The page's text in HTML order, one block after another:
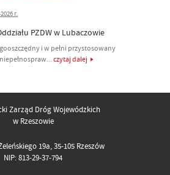
r.
PZDW w Lubaczowie
i w pełni przystosowany
czytaj dalej
Zarząd Dróg Wojewódzkich
w Rzeszowie
19a, 35-105 Rzeszów
NIP: 813-29-37-794